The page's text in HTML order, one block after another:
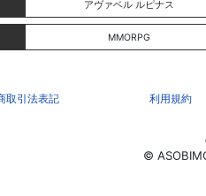
アヴァベル ルピナス
MMORPG
取引法表記 利用規約
©